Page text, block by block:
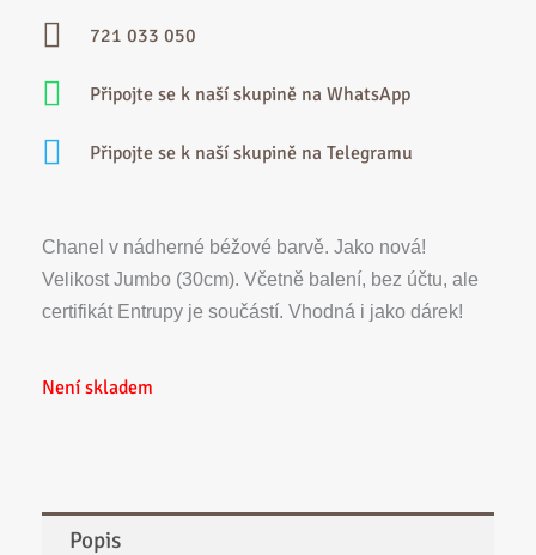
169
000 Kč.
159
000 Kč.
721 033 050
Připojte se k naší skupině na WhatsApp
Připojte se k naší skupině na Telegramu
Chanel v nádherné béžové barvě. Jako nová!
Velikost Jumbo (30cm). Včetně balení, bez účtu, ale
certifikát Entrupy je součástí. Vhodná i jako dárek!
Není skladem
Popis